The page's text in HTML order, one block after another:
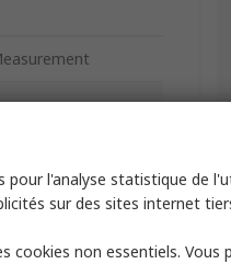
l'analyse statistique de
sur des sites internet
cookies non essentiels. Vous